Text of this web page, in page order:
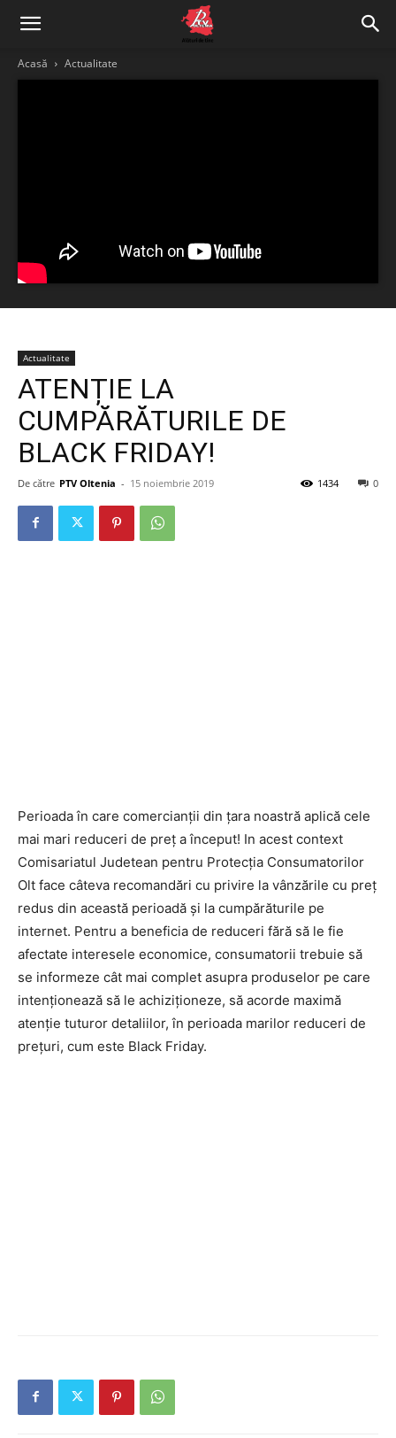
Acasă Actualitate
Actualitate
ATENȚIE LA
CUMPĂRĂTURILE DE
BLACK FRIDAY!
De către PTV Oltenia - 15 noiembrie 2019 0
1434
Perioada în care comercianții din țara noastră aplică cele
mai mari reduceri de preț a început! In acest context
Comisariatul Judetean pentru Protecția Consumatorilor
Olt face câteva recomandări cu privire la vânzările cu preț
redus din această perioadă și la cumpărăturile pe
internet. Pentru a beneficia de reduceri fără să le fie
afectate interesele economice, consumatorii trebuie să
se informeze cât mai complet asupra produselor pe care
intenționează să le achiziționeze, să acorde maximă
atenție tuturor detaliilor, în perioada marilor reduceri de
prețuri, cum este Black Friday.